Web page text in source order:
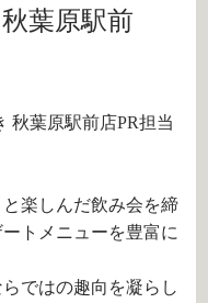
葉原駅前
秋葉原駅前店PR担当
楽しんだ飲み会を締
トメニューを豊富に
ではの趣向を凝らし